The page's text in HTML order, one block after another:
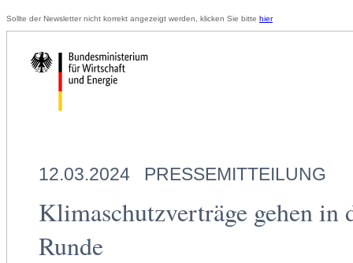
Sollte der Newsletter nicht korrekt angezeigt werden, klicken Sie bitte hier
12.03.2024 PRESSEMITTEILUNG
Klimaschutzverträge gehen in
Runde